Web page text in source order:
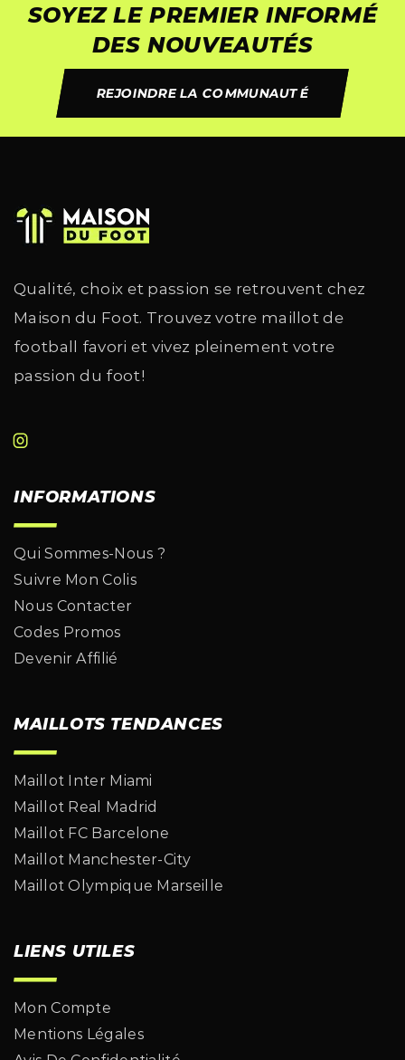
SOYEZ LE PREMIER INFORMÉ
DES NOUVEAUTÉS
REJOINDRE LA COMMUNAUTÉ
Qualité, choix et passion se retrouvent chez
Maison du Foot. Trouvez votre maillot de
football favori et vivez pleinement votre
passion du foot!
INFORMATIONS
Qui Sommes-Nous ?
Suivre Mon Colis
Nous Contacter
Codes Promos
Devenir Affilié
MAILLOTS TENDANCES
Maillot Inter Miami
Maillot Real Madrid
Maillot FC Barcelone
Maillot Manchester-City
Maillot Olympique Marseille
LIENS UTILES
Mon Compte
Mentions Légales